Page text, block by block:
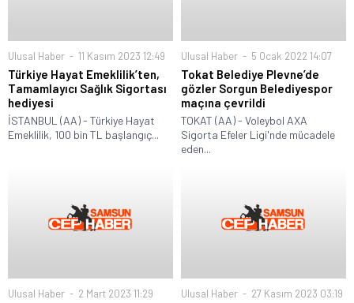
Ulusal Haber 11 Kasım 2023 12:49
Türkiye Hayat Emeklilik’ten,
Tamamlayıcı Sağlık Sigortası
hediyesi
İSTANBUL (AA) - Türkiye Hayat
Emeklilik, 100 bin TL başlangıç...
Ulusal Haber 5 Ocak 2022 14:07
Tokat Belediye Plevne’de
gözler Sorgun Belediyespor
maçına çevrildi
TOKAT (AA) - Voleybol AXA
Sigorta Efeler Ligi'nde mücadele
eden...
Ulusal Haber 2 Mart 2023 11:29 Ulusal Haber 27 Kasım 2023 03:19